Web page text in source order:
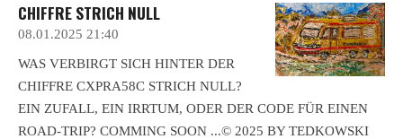
CHIFFRE STRICH NULL
08.01.2025 21:40
WAS VERBIRGT SICH HINTER DER
CHIFFRE CXPRA58C STRICH NULL?
EIN ZUFALL, EIN IRRTUM, ODER DER CODE FÜR EINEN
ROAD-TRIP? COMMING SOON ...© 2025 BY TEDKOWSKI